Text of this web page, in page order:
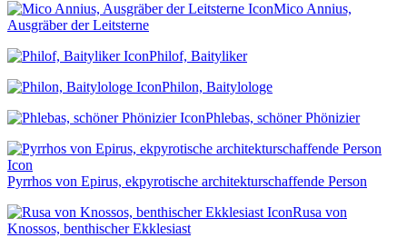
Mico Annius,
Ausgräber der Leitsterne
Philof, Baityliker
Philon, Baitylologe
Phlebas, schöner Phönizier
Pyrrhos von Epirus, ekpyrotische architekturschaffende Person
Rusa von
Knossos, benthischer Ekklesiast